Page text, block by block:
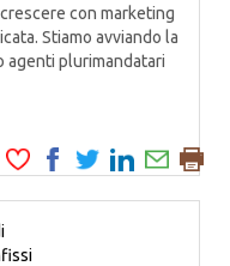
con marketing
Stiamo avviando la
agenti plurimandatari